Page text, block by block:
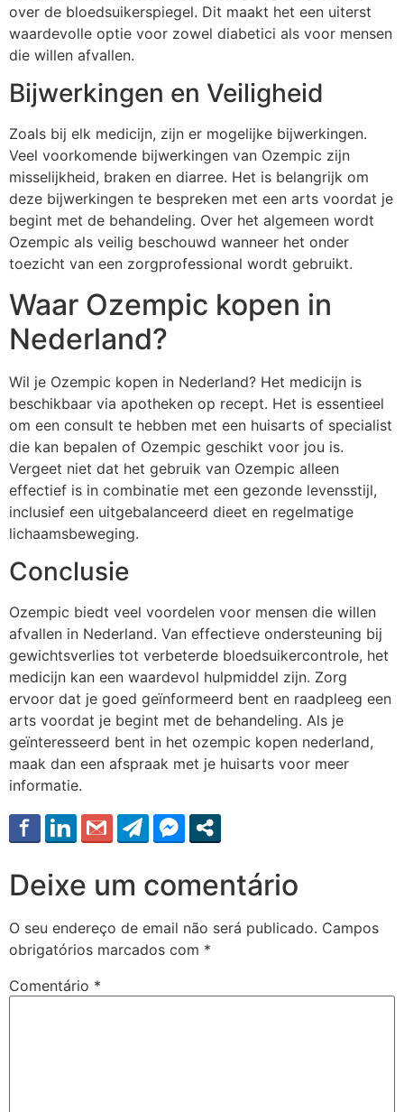
over de bloedsuikerspiegel. Dit maakt het een uiterst
waardevolle optie voor zowel diabetici als voor mensen
die willen afvallen.
Bijwerkingen en Veiligheid
Zoals bij elk medicijn, zijn er mogelijke bijwerkingen.
Veel voorkomende bijwerkingen van Ozempic zijn
misselijkheid, braken en diarree. Het is belangrijk om
deze bijwerkingen te bespreken met een arts voordat je
begint met de behandeling. Over het algemeen wordt
Ozempic als veilig beschouwd wanneer het onder
toezicht van een zorgprofessional wordt gebruikt.
Waar Ozempic kopen in
Nederland?
Wil je Ozempic kopen in Nederland? Het medicijn is
beschikbaar via apotheken op recept. Het is essentieel
om een consult te hebben met een huisarts of specialist
die kan bepalen of Ozempic geschikt voor jou is.
Vergeet niet dat het gebruik van Ozempic alleen
effectief is in combinatie met een gezonde levensstijl,
inclusief een uitgebalanceerd dieet en regelmatige
lichaamsbeweging.
Conclusie
Ozempic biedt veel voordelen voor mensen die willen
afvallen in Nederland. Van effectieve ondersteuning bij
gewichtsverlies tot verbeterde bloedsuikercontrole, het
medicijn kan een waardevol hulpmiddel zijn. Zorg
ervoor dat je goed geïnformeerd bent en raadpleeg een
arts voordat je begint met de behandeling. Als je
geïnteresseerd bent in het ozempic kopen nederland,
maak dan een afspraak met je huisarts voor meer
informatie.
Deixe um comentário
O seu endereço de email não será publicado. Campos
obrigatórios marcados com *
Comentário *